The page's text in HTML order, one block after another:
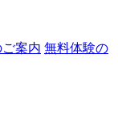
案内 無料体験の